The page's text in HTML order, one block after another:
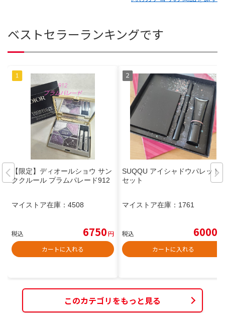
ベストセラーランキングです
【限定】ディオールショウ サン
ククルール プラムパレード912
マイストア在庫： 4508
税込 6750円
カートに入れる
SUQQU アイシャドウパレット
セット
マイストア在庫： 1761
税込 6000
カートに入れる
このカテゴリをもっと見る